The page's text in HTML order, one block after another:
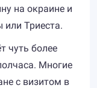
на окраине и
или Триеста.
чуть более
Многие
с визитом в